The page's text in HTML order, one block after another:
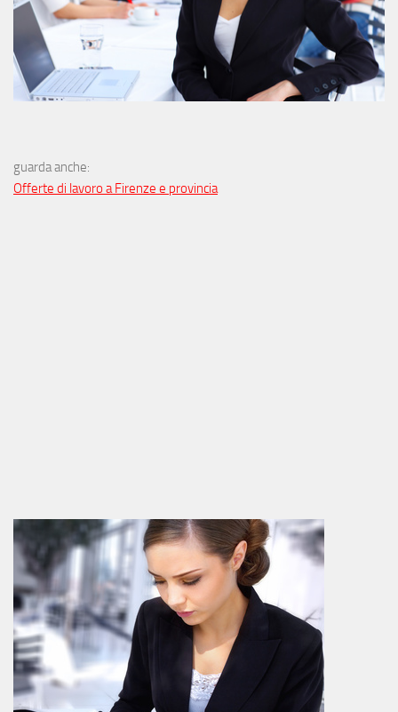
guarda anche:
Offerte di lavoro a Firenze e provincia